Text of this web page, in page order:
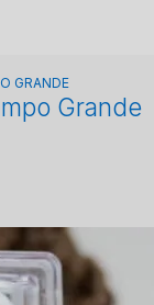
GRANDE
Grande